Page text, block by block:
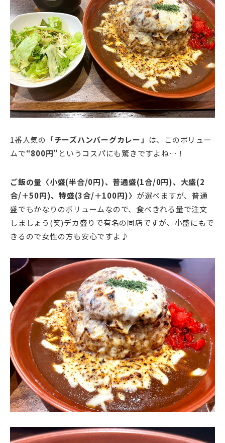
1番人気の 「チーズハンバーグカレー」 は、このボリュー
ムで“800円” というコスパにも驚きですよね…！
ご飯の量〈小盛(半合/0円)、普通盛(1合/0円)、大盛(2
合/＋50円)、特盛(3合/＋100円)〉 が選べますが、普通
盛でもかなりのボリュームなので、食べきれる量で注文
しましょう(笑)デカ盛りで有名の同店ですが、小盛にもで
きるので女性の方も安心ですよ♪
動
画